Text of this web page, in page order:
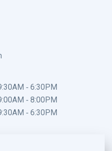
- 6:30PM
- 8:00PM
- 6:30PM